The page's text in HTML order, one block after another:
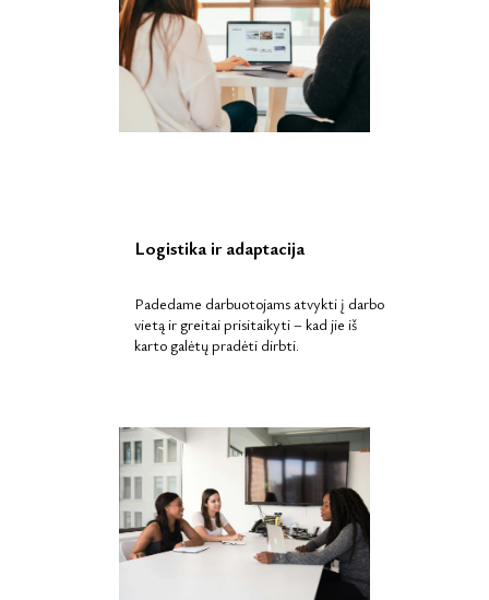
Logistika ir adaptacija
Padedame darbuotojams atvykti į darbo
vietą ir greitai prisitaikyti – kad jie iš
karto galėtų pradėti dirbti.